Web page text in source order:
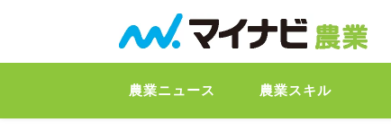
農業ニュース 農業スキル